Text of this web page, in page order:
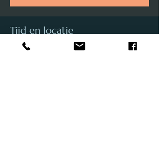
Tijd en locatie
03 jun 2023, 20:00